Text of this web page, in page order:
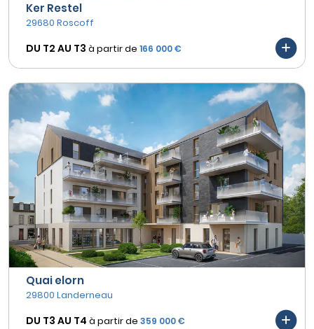
Ker Restel
29680 Roscoff
DU T2 AU T3 à partir de 166 000 €
Quai elorn
29800 Landerneau
DU T3 AU T4 à partir de 359 000 €